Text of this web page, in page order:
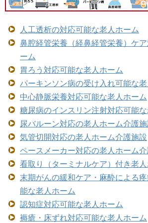
人工透析の対応可能な老人ホーム
鼻腔経管栄養（経鼻経管栄養）ケ
ーム
胃ろう対応可能な老人ホーム
パーキンソン病の受け入れ可能な
中心静脈栄養対応可能な老人ホーム
糖尿病のインスリン注射対応可能
尿バルーン対応の老人ホーム介護
気管切開対応の老人ホーム介護施設
ペースメーカー対応の老人ホーム
看取り（ターミナルケア）付き老
末期がんの緩和ケア・麻酔による
能な老人ホーム
認知症対応可能な老人ホーム
褥瘡・床ずれ対応可能な老人ホーム